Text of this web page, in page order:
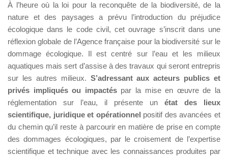
À l’heure où la loi pour la reconquête de la biodiversité, de la
nature et des paysages a prévu l’introduction du préjudice
écologique dans le code civil, cet ouvrage s’inscrit dans une
réflexion globale de l’Agence française pour la biodiversité sur le
dommage écologique. Il est centré sur l’eau et les milieux
aquatiques mais sert d’assise à des travaux qui seront entrepris
sur les autres milieux. S’adressant aux acteurs publics et
privés impliqués ou impactéspar la mise en œuvre de la
réglementation sur l’eau, il présente un état des lieux
scientifique, juridique et opérationnel positif des avancées et
du chemin qu’il reste à parcourir en matière de prise en compte
des dommages écologiques, par le croisement de l’expertise
scientifique et technique avec les connaissances produites par